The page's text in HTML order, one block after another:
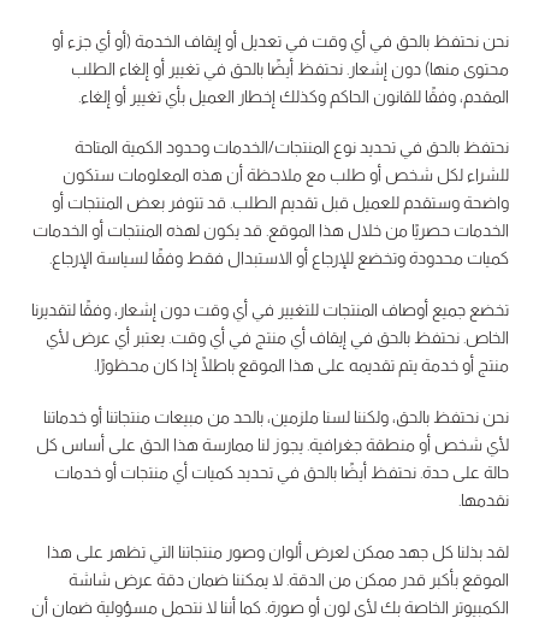
نحن نحتفظ بالحق في أي وقت في تعديل أو إيقاف الخدمة (أو أي جزء أو
محتوى منها) دون إشعار. نحتفظ أيضًا بالحق في تغيير أو إلغاء الطلب
المقدم، وفقًا للقانون الحاكم وكذلك إخطار العميل بأي تغيير أو إلغاء.
نحتفظ بالحق في تحديد نوع المنتجات/الخدمات وحدود الكمية المتاحة
للشراء لكل شخص أو طلب مع ملاحظة أن هذه المعلومات ستكون
واضحة وستقدم للعميل قبل تقديم الطلب. قد تتوفر بعض المنتجات أو
الخدمات حصريًا من خلال هذا الموقع. قد يكون لهذه المنتجات أو الخدمات
كميات محدودة وتخضع للإرجاع أو الاستبدال فقط وفقًا لسياسة الإرجاع.
تخضع جميع أوصاف المنتجات للتغيير في أي وقت دون إشعار، وفقًا لتقديرنا
الخاص. نحتفظ بالحق في إيقاف أي منتج في أي وقت. يعتبر أي عرض لأي
منتج أو خدمة يتم تقديمه على هذا الموقع باطلًا إذا كان محظورًا.
نحن نحتفظ بالحق، ولكننا لسنا ملزمين، بالحد من مبيعات منتجاتنا أو خدماتنا
لأي شخص أو منطقة جغرافية. يجوز لنا ممارسة هذا الحق على أساس كل
حالة على حدة. نحتفظ أيضًا بالحق في تحديد كميات أي منتجات أو خدمات
نقدمها.
لقد بذلنا كل جهد ممكن لعرض ألوان وصور منتجاتنا التي تظهر على هذا
الموقع بأكبر قدر ممكن من الدقة. لا يمكننا ضمان دقة عرض شاشة
الكمبيوتر الخاصة بك لأي لون أو صورة. كما أننا لا نتحمل مسؤولية ضمان أن